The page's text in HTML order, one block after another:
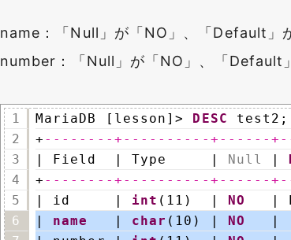
name：「Null」が「NO」、「Default」
number：「Null」が「NO」、「Default
1
2
3
4
5
6
MariaDB [lesson]> DESC
test2;
+ --------+----------+------
| Field  | Type     |
Null
+ --------+----------+------
| id     | int (11)  | NO |
name char (10) | NO